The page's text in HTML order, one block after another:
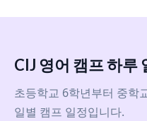
CIJ 영어 캠프 하루
초등학교 6학년부터 중학
일별 캠프 일정입니다.